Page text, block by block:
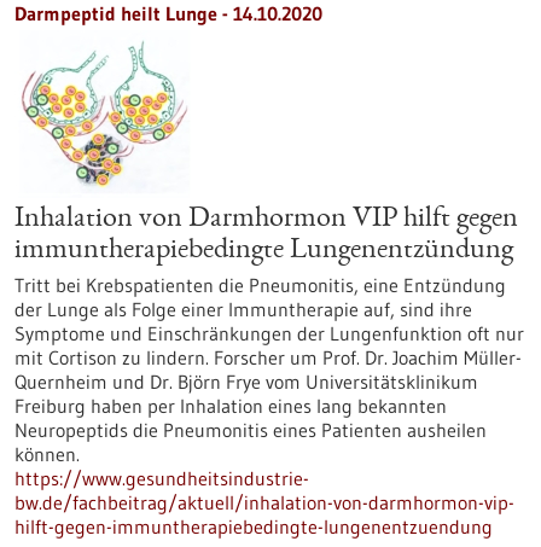
Darmpeptid heilt Lunge - 14.10.2020
Inhalation von Darmhormon VIP hilft gegen
immuntherapiebedingte Lungenentzündung
Tritt bei Krebspatienten die Pneumonitis, eine Entzündung
der Lunge als Folge einer Immuntherapie auf, sind ihre
Symptome und Einschränkungen der Lungenfunktion oft nur
mit Cortison zu lindern. Forscher um Prof. Dr. Joachim Müller-
Quernheim und Dr. Björn Frye vom Universitätsklinikum
Freiburg haben per Inhalation eines lang bekannten
Neuropeptids die Pneumonitis eines Patienten ausheilen
können.
https://www.gesundheitsindustrie-
bw.de/fachbeitrag/aktuell/inhalation-von-darmhormon-vip-
hilft-gegen-immuntherapiebedingte-lungenentzuendung